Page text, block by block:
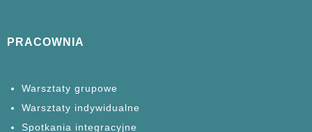
PRACOWNIA
Warsztaty grupowe
Warsztaty indywidualne
Spotkania integracyjne